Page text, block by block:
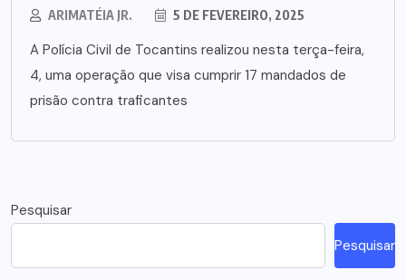
ARIMATÉIA JR. 5 DE FEVEREIRO, 2025
A Polícia Civil de Tocantins realizou nesta terça-feira,
4, uma operação que visa cumprir 17 mandados de
prisão contra traficantes
Pesquisar
Pesquisar